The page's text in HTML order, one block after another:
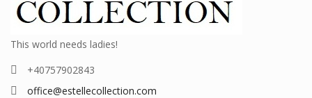
This world needs ladies!
+40757902843
office@estellecollection.com